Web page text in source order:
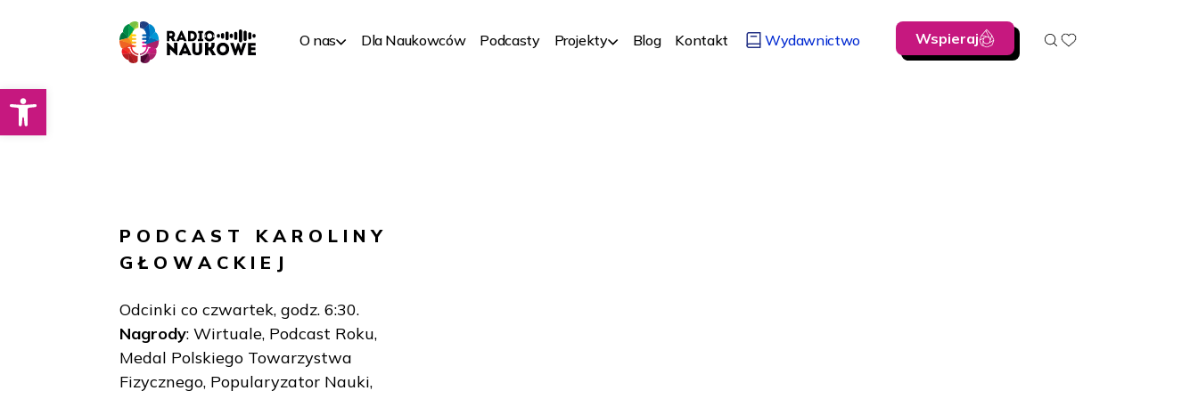
Otwórz pasek narzędzi
O nas Dla Naukowców Podcasty Projekty Blog Kontakt Wydawnictwo Wspieraj
PODCAST
KAROLINY
GŁOWACKIEJ
Odcinki co czwartek, godz. 6:30.
Nagrody: Wirtuale, Podcast Roku,
Medal Polskiego Towarzystwa
Fizycznego, Popularyzator Nauki,